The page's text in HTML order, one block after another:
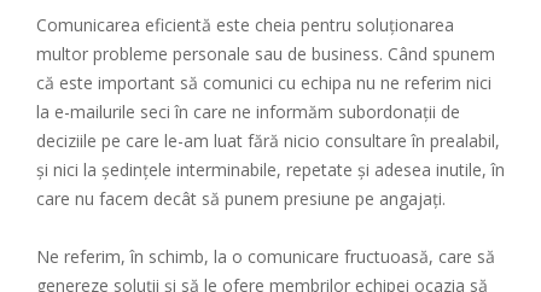
Comunicarea eficientă este cheia pentru soluționarea
multor probleme personale sau de business. Când spunem
că este important să comunici cu echipa nu ne referim nici
la e-mailurile seci în care ne informăm subordonații de
deciziile pe care le-am luat fără nicio consultare în prealabil,
și nici la ședințele interminabile, repetate și adesea inutile, în
care nu facem decât să punem presiune pe angajați.
Ne referim, în schimb, la o comunicare fructuoasă, care să
genereze soluții și să le ofere membrilor echipei ocazia să